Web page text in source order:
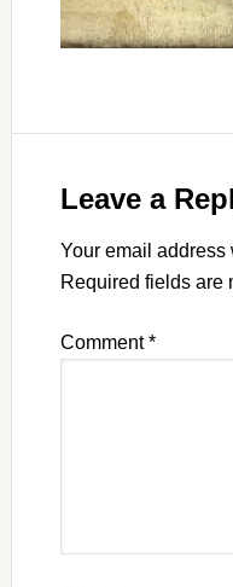
Leave a
Your email
Required fields are
Comment*